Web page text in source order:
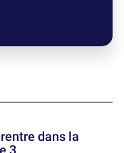
dans la